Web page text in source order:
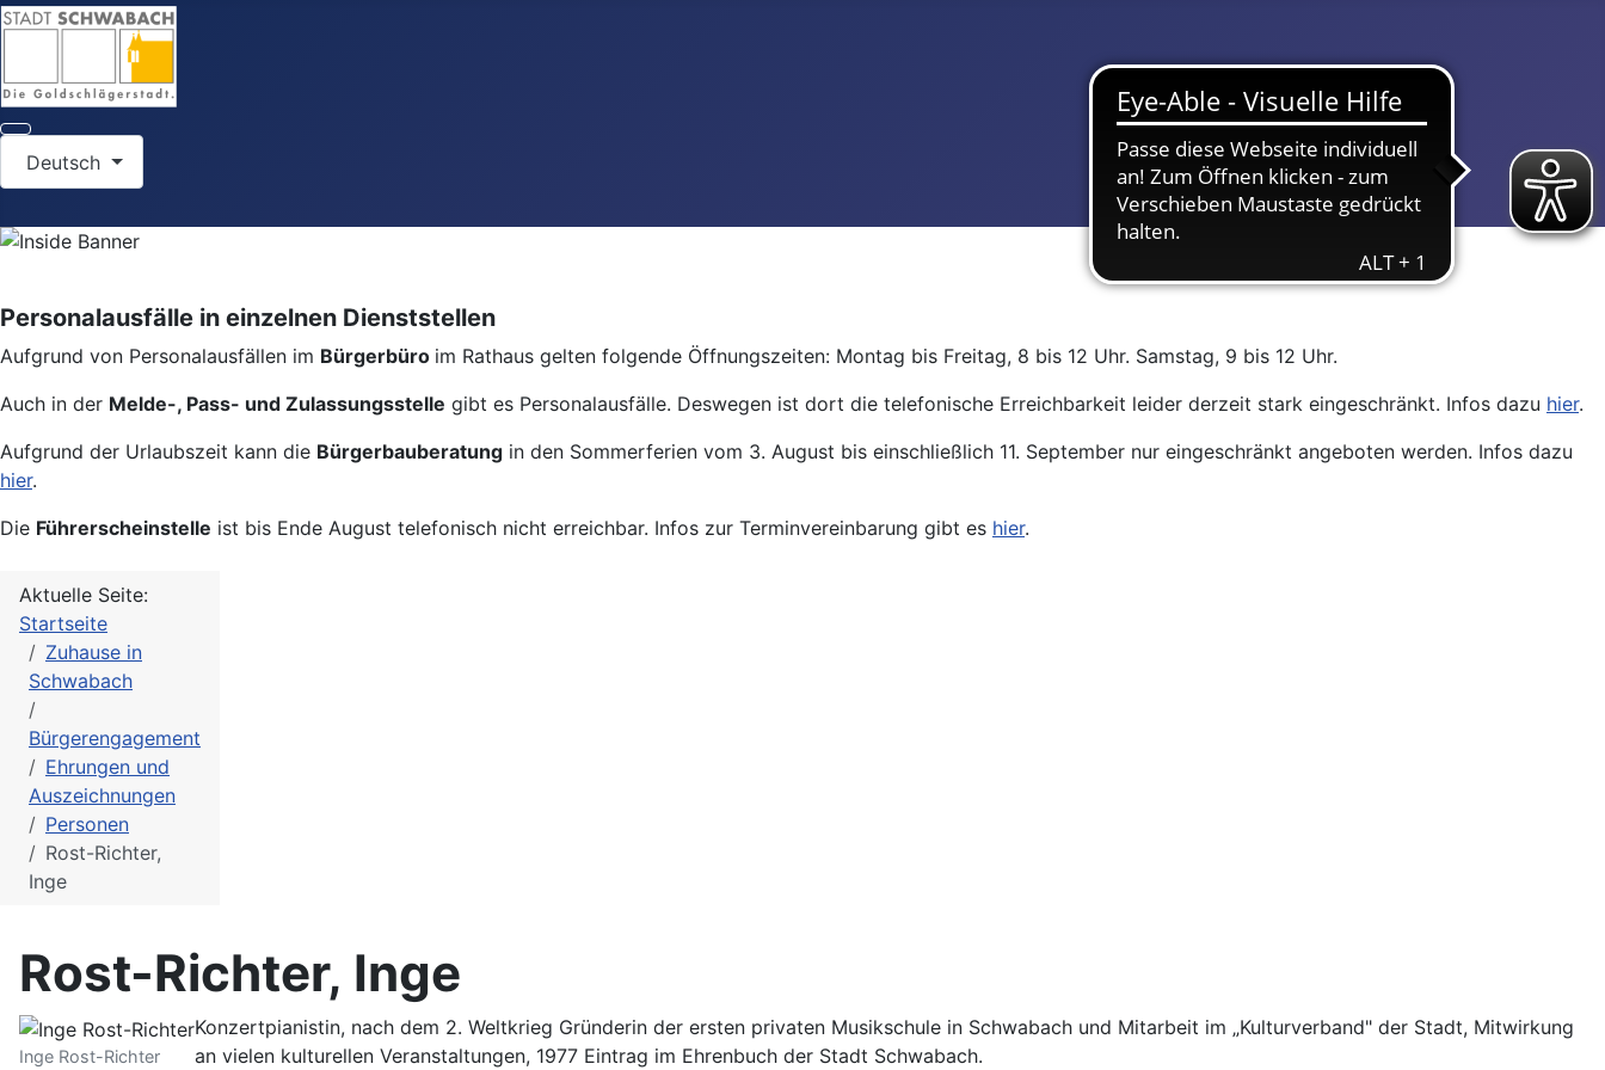
Deutsch
Personalausfälle in einzelnen Dienststellen
Aufgrund von Personalausfällen im Bürgerbüro im Rathaus gelten folgende Öffnungszeiten: Montag bis Freitag, 8 bis 12 Uhr. Samstag, 9 bis 12 Uhr.
Auch in der Melde-, Pass- und Zulassungsstelle gibt es Personalausfälle. Deswegen ist dort die telefonische Erreichbarkeit leider derzeit stark eingeschränkt. Infos dazu hier.
Aufgrund der Urlaubszeit kann die Bürgerbauberatung in den Sommerferien vom 3. August bis einschließlich 11. September nur eingeschränkt angeboten werden. Infos dazu
hier.
Die Führerscheinstelle ist bis Ende August telefonisch nicht erreichbar. Infos zur Terminvereinbarung gibt es hier.
Aktuelle Seite:
Startseite
Zuhause in
Schwabach
Bürgerengagement
Ehrungen und
Auszeichnungen
Personen
Rost-Richter,
Inge
Rost-Richter, Inge
Inge Rost-Richter
Konzertpianistin, nach dem 2. Weltkrieg Gründerin der ersten privaten Musikschule in Schwabach und Mitarbeit im „Kulturverband" der Stadt, Mitwirkung
an vielen kulturellen Veranstaltungen, 1977 Eintrag im Ehrenbuch der Stadt Schwabach.